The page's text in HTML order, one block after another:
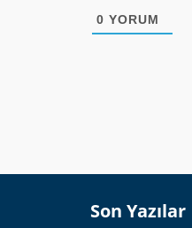
0 YORUM
Son Yazılar